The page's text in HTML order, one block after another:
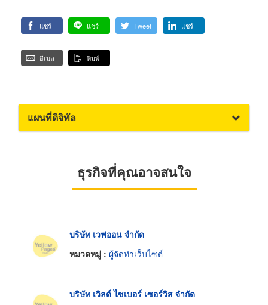
แชร์ แชร์ Tweet แชร์
อีเมล พิมพ์
แผนที่ดิจิทัล
ธุรกิจที่คุณอาจสนใจ
บริษัท เวฟออน จำกัด
หมวดหมู่ : ผู้จัดทำเว็บไซต์
บริษัท เวิลด์ ไซเบอร์ เซอร์วิส จำกัด